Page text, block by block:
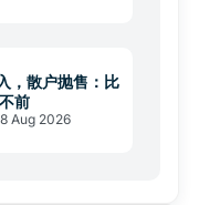
，散户抛售：比
前
8 Aug 2026